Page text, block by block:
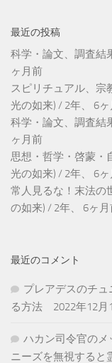
最近の投稿
科学・論文、調査結
ヶ月前
スピリチュアル、宗
光の如来) / 2年、 6
科学・論文、調査結
ヶ月前
思想・哲学・啓蒙・
光の如来) / 2年、 6
常人見るな！末法の
の如来) / 2年、 6ヶ
最近のコメント
プレアデスのチ
る方法 2022年12月
ハカン司令官の
ニーズを無視すると